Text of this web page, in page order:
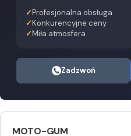
Profesjonalna obsługa
Konkurencyjne ceny
Miła atmosfera
Zadzwoń
MOTO-GUM